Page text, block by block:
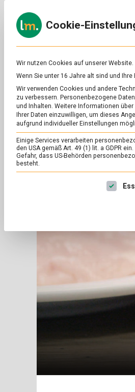
to
content
Cookie-
Wir nutzen Cookies auf unserer
Wenn Sie unter 16 Jahre alt sind und
Wir verwenden Cookies und andere
zu verbessern. Personenbezogene
und Inhalten. Weitere Informationen über
Ihrer Daten einzuwilligen, um dieses
aufgrund individueller Einstellungen
Einige Services verarbeiten
den USA gemäß Art. 49 (1) lit. a GDPR
Gefahr, dass US-Behörden
besteht.
Es folgt eine Liste der